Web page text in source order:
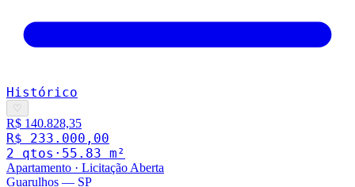
Histórico
♡
R$ 140.828,35
R$ 233.000,00
2 qtos · 55.83 m²
Apartamento · Licitação Aberta
Guarulhos — SP